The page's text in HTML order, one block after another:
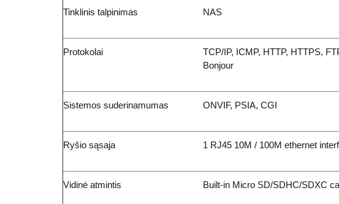
Tinklinis talpinimas NAS
Protokolai
TCP/IP, ICMP, HTTP, HTTPS,
Bonjour
Sistemos suderinamumas ONVIF, PSIA, CGI
Ryšio sąsaja 1 RJ45 10M / 100M ethernet
Vidinė atmintis Built-in Micro SD/SDHC/SDXC